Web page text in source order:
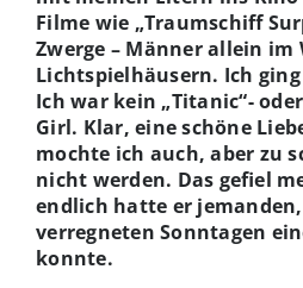
Filme wie „Traumschiff
Zwerge – Männer allein im
Lichtspielhäusern. Ich
Ich war kein „Titanic“-
Girl. Klar, eine schöne
mochte ich auch, aber zu
nicht werden. Das gefiel
endlich hatte er
verregneten Sonntagen
konnte.